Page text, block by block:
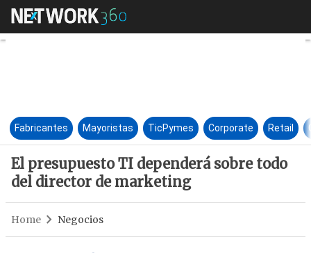
El presupuesto TI
Fabricantes Mayoristas TicPymes Corporate Retail
El presupuesto TI dependerá sobre todo
del director de marketing
Home Negocios